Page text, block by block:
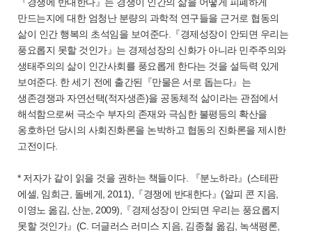
만드는지에 대한 엄청난 분량의 과학적 연구들을 근거로 협동의
삶이 인간 행복의 초석임을 보여준다.『경제성장이 안되면 우리는
풍요롭지 못할 것인가』는 경제성장의 신화가 아니라 민주주의와
생태주의의 삶이 인간사회를 풍요롭게 한다는 것을 설득력 있게
보여준다. 한 세기 전에 출간된『만물은 서로 돕는다』는
생존경쟁과 자연선택(적자생존)을 공동체적 삶이라는 관점에서
해석함으로써 극소수 부자의 존재와 극심한 불평등의 확산을
옹호하던 당시의 사회진화론을 논박하고 협동의 진화론을 제시한
고전이다.
* 저자가 같이 읽을 것을 권하는 책들이다. 『분노하라』(스테판
에셀, 임희근, 돌베게, 2011),『경쟁에 반대한다』(알피 콘 지음,
이영노 옮김, 산눈, 2009),『경제성장이 안되면 우리는 풍요롭지
못할 것인가』(C. 더글러스 러미스 지음, 김종철 옮김, 녹색평론,